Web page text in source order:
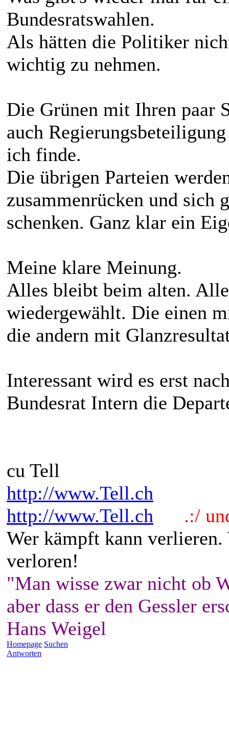
Bundesratswahlen.
Als hätten die Politiker
wichtig zu nehmen.
Die Grünen mit Ihren paar
auch
ich finde.
Die übrigen Parteien
zusammenrücken und sich
schenken. Ganz klar ein
Meine klare Meinung.
Alles bleibt beim alten.
wiedergewählt. Die einen
die andern mit
Interessant wird es erst
Bundesrat Intern die
cu Tell
http://www.Tell.ch
http://www.Tell.ch
.:/
Wer kämpft kann
verloren!
"Man wisse zwar nicht ob
aber dass er den Gessler
Hans Weigel
Homepage Suchen
Antworten